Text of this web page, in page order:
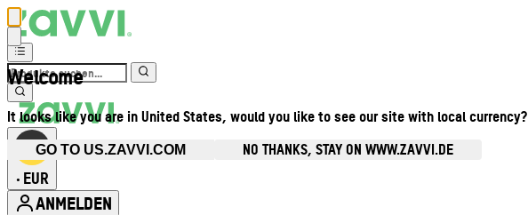
Welcome
It looks like you are in United States, would you like to see our site with local currency?
GO TO US.ZAVVI.COM NO THANKS, STAY ON WWW.ZAVVI.DE
• EUR
ANMELDEN